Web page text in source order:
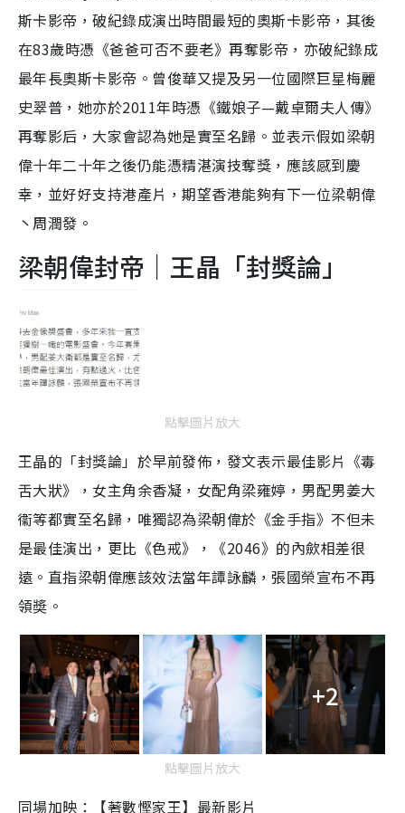
斯卡影帝，破紀錄成演出時間最短的奧斯卡影帝，其後
在83歲時憑《爸爸可否不要老》再奪影帝，亦破紀錄成
最年長奧斯卡影帝。曾俊華又提及另一位國際巨星梅麗
史翠普，她亦於2011年時憑《鐵娘子—戴卓爾夫人傳》
再奪影后，大家會認為她是實至名歸。並表示假如梁朝
偉十年二十年之後仍能憑精湛演技奪獎，應該感到慶
幸，並好好支持港產片，期望香港能夠有下一位梁朝偉
丶周潤發。
梁朝偉封帝｜王晶「封獎論」
點擊圖片放大
王晶的「封獎論」於早前發佈，發文表示最佳影片《毒
舌大狀》，女主角余香凝，女配角梁雍婷，男配男姜大
衞等都實至名歸，唯獨認為梁朝偉於《金手指》不但未
是最佳演出，更比《色戒》，《2046》的內歛相差很
遠。直指梁朝偉應該效法當年譚詠麟，張國榮宣布不再
領奬。
+2
點擊圖片放大
同場加映：【著數慳家王】最新影片